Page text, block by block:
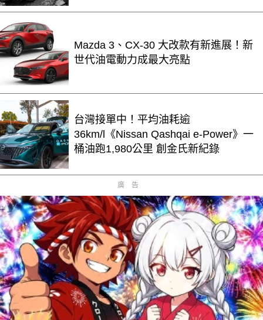
Mazda 3、CX-30 大改款有新進展！新
世代油電動力成最大亮點
台灣接單中！平均油耗逾
36km/l《Nissan Qashqai e-Power》一
桶油跑1,980公里 創金氏新紀錄
廣告